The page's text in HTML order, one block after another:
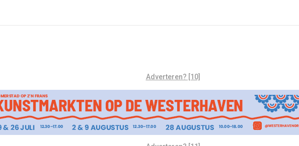
Adverteren? [10]